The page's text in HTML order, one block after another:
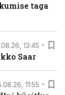
taga
13:45
Saar
11:55